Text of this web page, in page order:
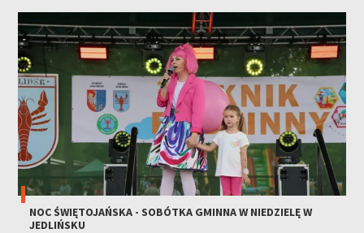
NOC ŚWIĘTOJAŃSKA - SOBÓTKA GMINNA W NIEDZIELĘ W
JEDLIŃSKU